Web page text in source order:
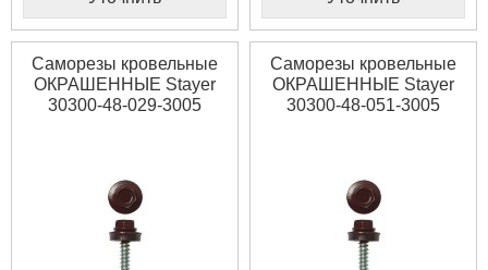
Саморезы кровельные
ОКРАШЕННЫЕ Stayer
30300-48-029-3005
Саморезы кровельные
ОКРАШЕННЫЕ Stayer
30300-48-051-3005